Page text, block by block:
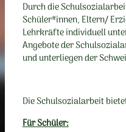
Durch die
Schüler*innen, Eltern/
Lehrkräfte individuell
Angebote der
und unterliegen der
Die Schulsozialarbeit
Für Schüler: